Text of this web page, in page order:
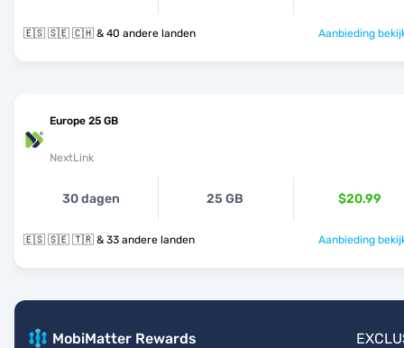
🇪🇸 🇸🇪 🇨🇭 & 40 andere landen Aanbieding
Europe 25 GB
NextLink
30 dagen 25 GB $20.99
🇪🇸 🇸🇪 🇹🇷 & 33 andere landen Aanbieding
MobiMatter Rewards